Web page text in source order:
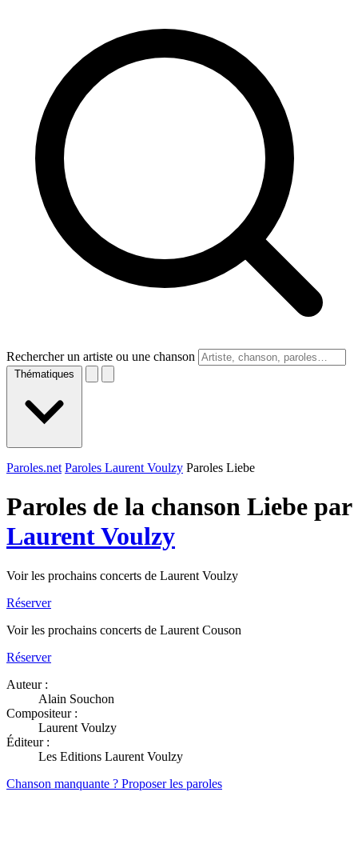
Rechercher un artiste ou une chanson
Thématiques
Paroles.net Paroles Laurent Voulzy Paroles Liebe
Paroles de la chanson Liebe par
Laurent Voulzy
Voir les prochains concerts de Laurent Voulzy
Réserver
Voir les prochains concerts de Laurent Couson
Réserver
Auteur :
Alain Souchon
Compositeur :
Laurent Voulzy
Éditeur :
Les Editions Laurent Voulzy
Chanson manquante ? Proposer les paroles